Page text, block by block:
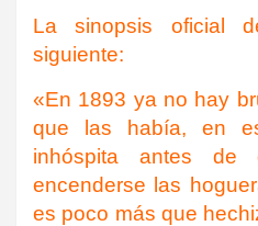
La sinopsis oficial
siguiente:
«En 1893 ya no hay
que las había, en
inhóspita antes de
encenderse las
es poco más que